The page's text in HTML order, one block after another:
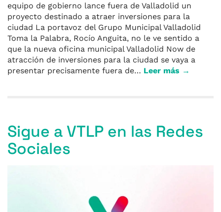
equipo de gobierno lance fuera de Valladolid un
proyecto destinado a atraer inversiones para la
ciudad La portavoz del Grupo Municipal Valladolid
Toma la Palabra, Rocío Anguita, no le ve sentido a
que la nueva oficina municipal Valladolid Now de
atracción de inversiones para la ciudad se vaya a
presentar precisamente fuera de… Leer más →
Sigue a VTLP en las Redes
Sociales